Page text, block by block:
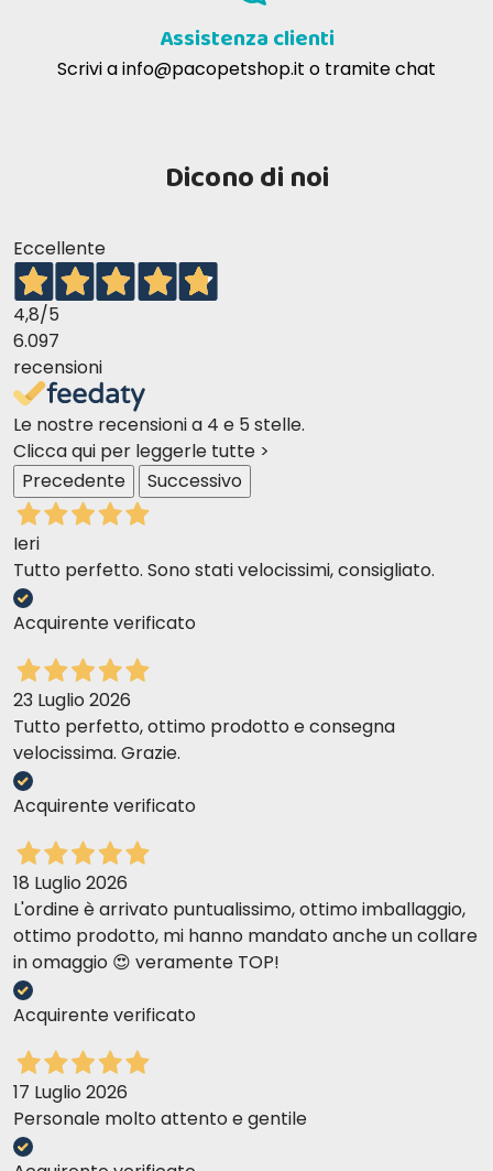
Assistenza clienti
Scrivi ainfo@pacopetshop.it o tramite chat
Dicono di noi
Eccellente
4,8/5
6.097
recensioni
Le nostre recensioni a 4 e 5 stelle.
Clicca qui per leggerle tutte >
Precedente
Successivo
Ieri
Tutto perfetto. Sono stati velocissimi, consigliato.
Acquirente verificato
23 Luglio 2026
Tutto perfetto, ottimo prodotto e consegna
velocissima. Grazie.
Acquirente verificato
18 Luglio 2026
L'ordine è arrivato puntualissimo, ottimo imballaggio,
ottimo prodotto, mi hanno mandato anche un collare
in omaggio 😍 veramente TOP!
Acquirente verificato
17 Luglio 2026
Personale molto attento e gentile